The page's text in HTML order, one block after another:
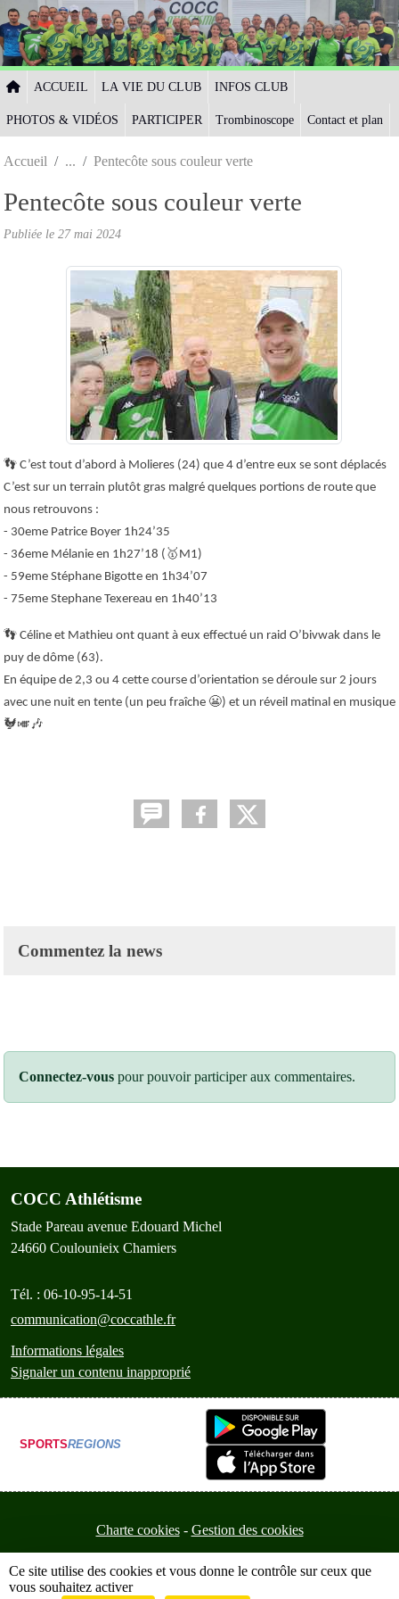
ACCUEIL LA VIE DU CLUB INFOS CLUB
PHOTOS & VIDÉOS PARTICIPER Trombinoscope Contact et plan
Accueil Pentecôte sous couleur verte
Pentecôte sous couleur verte
Publiée le 27 mai 2024
👣 C’est tout d’abord à Molieres (24) que 4 d’entre eux se sont déplacés
C’est sur un terrain plutôt gras malgré quelques portions de route que
nous retrouvons :
- 30eme Patrice Boyer 1h24’35
- 36eme Mélanie en 1h27’18 ( 🥇 M1)
- 59eme Stéphane Bigotte en 1h34’07
- 75eme Stephane Texereau en 1h40’13
👣 Céline et Mathieu ont quant à eux effectué un raid O’bivwak dans le
puy de dôme (63).
En équipe de 2,3 ou 4 cette course d’orientation se déroule sur 2 jours
avec une nuit en tente (un peu fraîche 😬) et un réveil matinal en musique
🐓🎺🎶
Commentez la news
Connectez-vous pour pouvoir participer aux commentaires.
COCC Athlétisme
Stade Pareau avenue Edouard Michel
24660 Coulounieix Chamiers
Tél. : 06-10-95-14-51
communication@coccathle.fr
Informations légales
Signaler un contenu inapproprié
SPORTSREGIONS
Charte cookies Gestion des cookies
Panneau de gestion des cookies
Ce site utilise des cookies et vous donne le contrôle sur ceux que
vous souhaitez activer